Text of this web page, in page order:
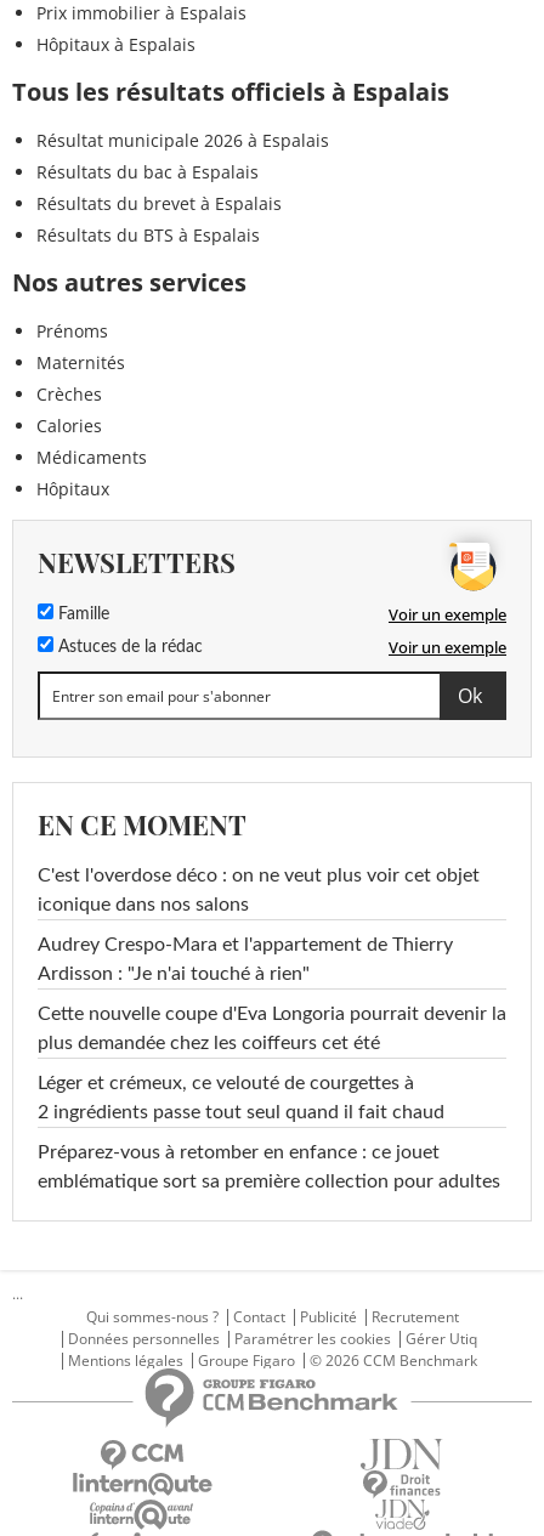
Prix immobilier à Espalais
Hôpitaux à Espalais
Tous les résultats officiels à Espalais
Résultat municipale 2026 à Espalais
Résultats du bac à Espalais
Résultats du brevet à Espalais
Résultats du BTS à Espalais
Nos autres services
Prénoms
Maternités
Crèches
Calories
Médicaments
Hôpitaux
NEWSLETTERS
Famille Voir un exemple
Astuces de la rédac Voir un exemple
EN CE MOMENT
C'est l'overdose déco : on ne veut plus voir cet objet
iconique dans nos salons
Audrey Crespo-Mara et l'appartement de Thierry
Ardisson : "Je n'ai touché à rien"
Cette nouvelle coupe d'Eva Longoria pourrait devenir la
plus demandée chez les coiffeurs cet été
Léger et crémeux, ce velouté de courgettes à
2 ingrédients passe tout seul quand il fait chaud
Préparez-vous à retomber en enfance : ce jouet
emblématique sort sa première collection pour adultes
...
Qui sommes-nous ?
Contact Publicité
Recrutement
Données personnelles
Paramétrer les cookies
Gérer Utiq
Mentions légales
Groupe Figaro © 2026 CCM Benchmark